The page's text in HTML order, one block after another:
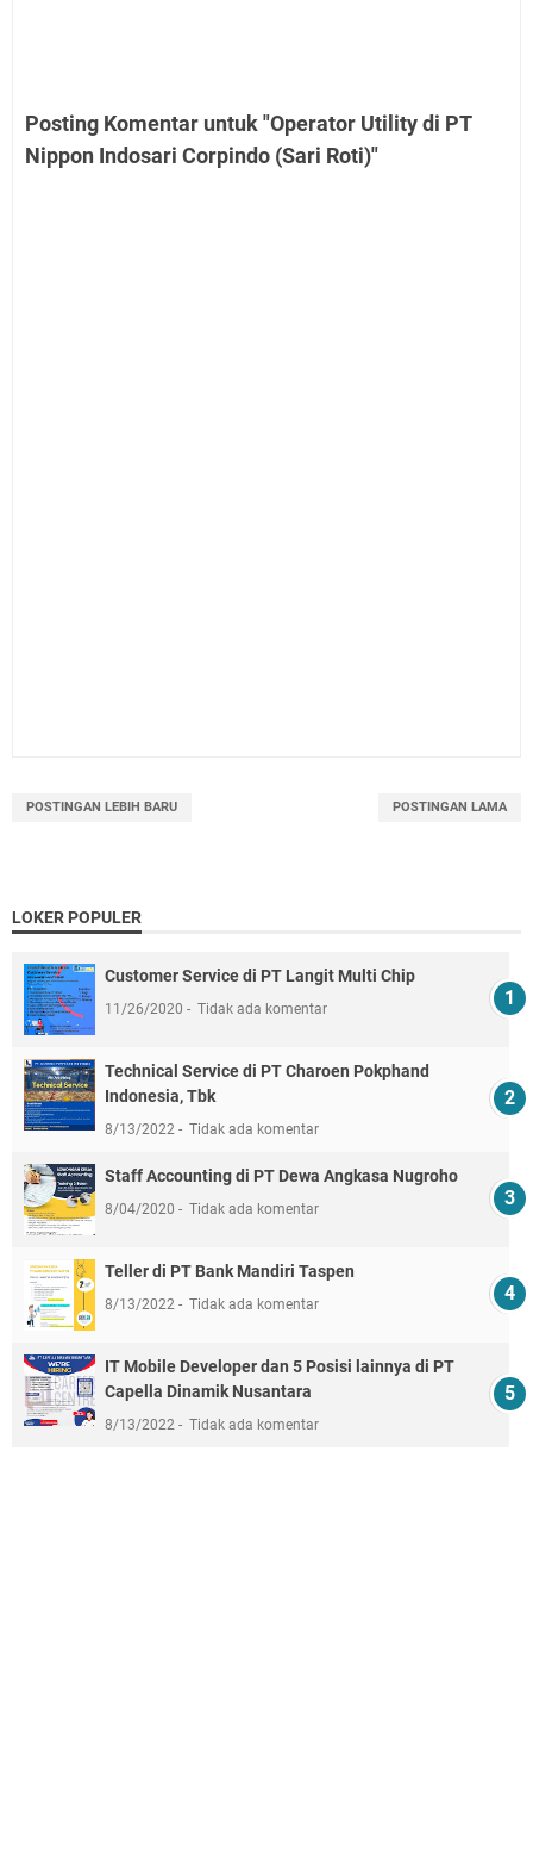
Posting Komentar untuk "Operator Utility di PT
Nippon Indosari Corpindo (Sari Roti)"
POSTINGAN LEBIH BARU POSTINGAN LAMA
LOKER POPULER
Customer Service di PT Langit Multi Chip
11/26/2020 Tidak ada komentar
Technical Service di PT Charoen Pokphand
Indonesia, Tbk
8/13/2022 Tidak ada komentar
Staff Accounting di PT Dewa Angkasa Nugroho
8/04/2020 Tidak ada komentar
Teller di PT Bank Mandiri Taspen
8/13/2022 Tidak ada komentar
IT Mobile Developer dan 5 Posisi lainnya di PT
Capella Dinamik Nusantara
8/13/2022 Tidak ada komentar